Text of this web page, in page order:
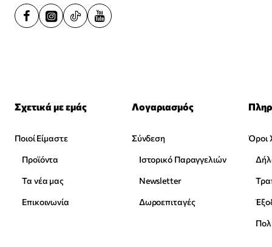
Σχετικά με εμάς
Ποιοί Είμαστε
Προϊόντα
Τα νέα μας
Επικοινωνία
Λογαριασμός
Σύνδεση
Ιστορικό Παραγγελιών
Newsletter
Δωροεπιταγές
Όροι